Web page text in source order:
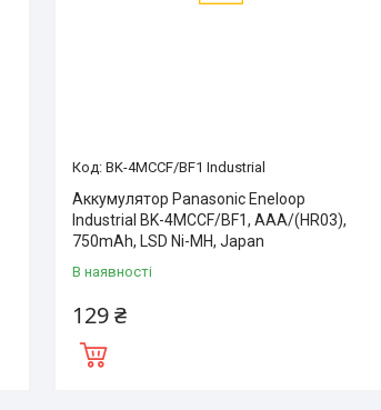
BK-4MCCF/BF1 Industrial
Аккумулятор Panasonic Eneloop
Industrial BK-4MCCF/BF1, AAA/(HR03),
750mAh, LSD Ni-MH, Japan
В наявності
129 ₴